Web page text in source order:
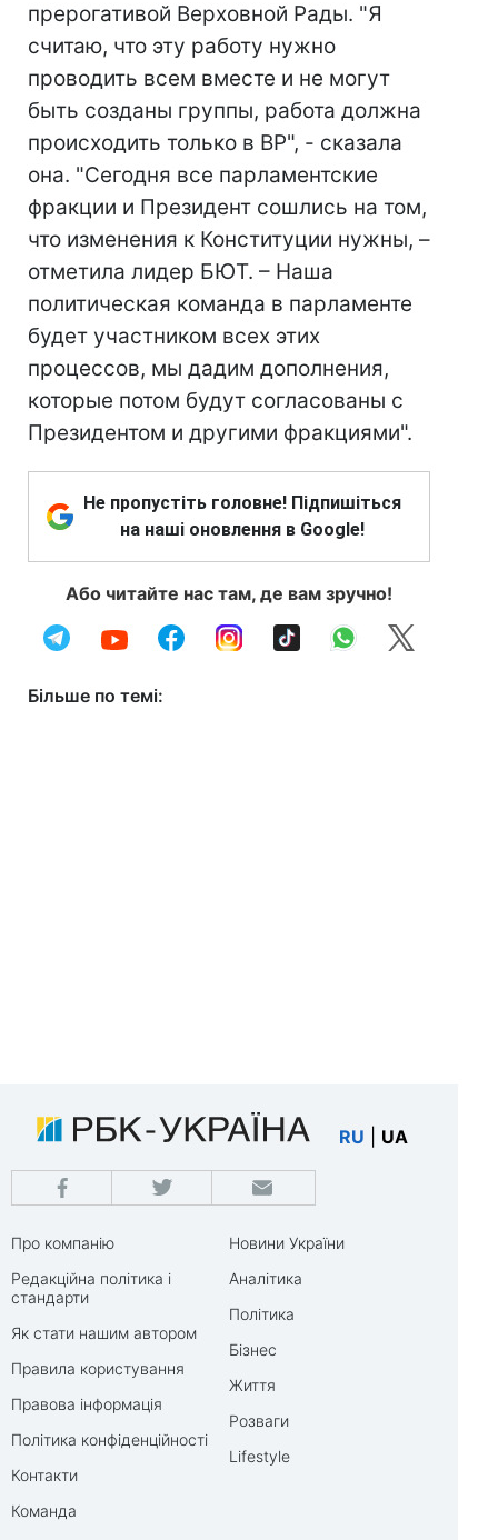
прерогативой Верховной Рады. "Я
считаю, что эту работу нужно
проводить всем вместе и не могут
быть созданы группы, работа должна
происходить только в ВР", - сказала
она. "Сегодня все парламентские
фракции и Президент сошлись на том,
что изменения к Конституции нужны, –
отметила лидер БЮТ. – Наша
политическая команда в парламенте
будет участником всех этих
процессов, мы дадим дополнения,
которые потом будут согласованы с
Президентом и другими фракциями".
Не пропустіть головне! Підпишіться
на наші оновлення в Google!
Або читайте нас там, де вам зручно!
Більше по темі:
RU UA
Про компанію
Редакційна політика і
стандарти
Як стати нашим автором
Правила користування
Правова інформація
Політика конфіденційності
Контакти
Команда
Новини України
Аналітика
Політика
Бізнес
Життя
Розваги
Lifestyle